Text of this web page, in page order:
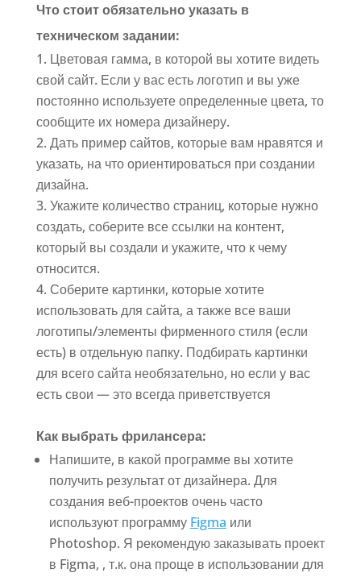
Что стоит обязательно указать в
техническом задании:
Цветовая гамма, в которой вы хотите видеть
свой сайт. Если у вас есть логотип и вы уже
постоянно используете определенные цвета, то
сообщите их номера дизайнеру.
Дать пример сайтов, которые вам нравятся и
указать, на что ориентироваться при создании
дизайна.
Укажите количество страниц, которые нужно
создать, соберите все ссылки на контент,
который вы создали и укажите, что к чему
относится.
Соберите картинки, которые хотите
использовать для сайта, а также все ваши
логотипы/элементы фирменного стиля (если
есть) в отдельную папку. Подбирать картинки
для всего сайта необязательно, но если у вас
есть свои — это всегда приветствуется
Как выбрать фрилансера:
Напишите, в какой программе вы хотите
получить результат от дизайнера. Для
создания веб-проектов очень часто
используют программу Figma или
Photoshop. Я рекомендую заказывать проект
в Figma, , т.к. она проще в использовании для